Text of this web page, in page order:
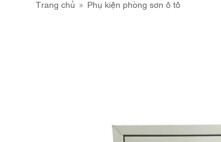
Trang chủ Phụ kiện phòng sơn ô tô